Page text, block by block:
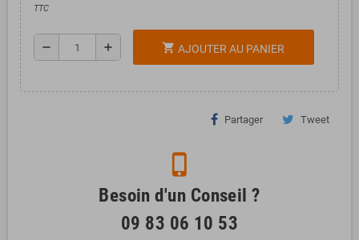
TTC
remove add shopping_cart AJOUTER AU PANIER
Partager Tweet
phone_iphone
Besoin d'un Conseil ?
09 83 06 10 53